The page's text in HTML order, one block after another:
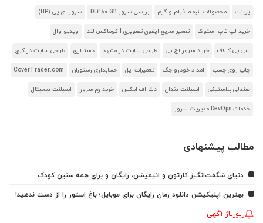
پرینت محصولات انیمه، فیلم و گیم بررسی سرور DL380 G11 سرور اچ پی (HP)
خرید لپ تاپ استوک تعمیر سریع آیفون تصویری | کوماکس لند ویدیو وال
سی پی کالاف خرید سرور اچ پی طراحی سایت در مشهد دستیاری طراحی سایت در کرج
چاپ روی چسب امداد خودرو جک تعمیرات اپل حسابداری رستوران CoverTrader.com
صندلی پلاستیکی ایمپلنت دندان دلتا اف ایکس خرید رم سرور ایمپلنت دیجیتال
خدمات DevOps مدیریت سرور
مطالب پیشنهادی
دنیای شگفت‌انگیز کارتون و انیمیشن، رایگان و برای همه سنین کودک
بهترین اپلیکیشن دانلود رمان رایگان برای موبایل؛ باغ استور را از دست ندهید!
رپورتاژ آگهی